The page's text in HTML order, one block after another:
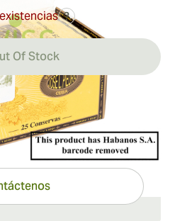
?
Of Stock
de distancia